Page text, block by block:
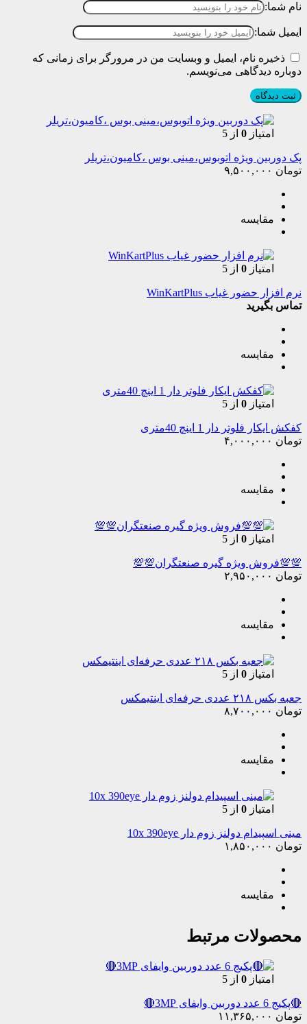
نام شما:
ایمیل شما:
ذخیره نام، ایمیل و وبسایت من در مرورگر برای زمانی که
دوباره دیدگاهی می‌نویسم.
امتیاز 0 از 5
پک دوربین ویژه اتوبوس،مینی بوس ،کامیون،تریلر
تومان
مقایسه
امتیاز 0 از 5
نرم افزار حضور غیاب WinKartPlus
تماس بگیرید
مقایسه
امتیاز 0 از 5
کفکش ایکار فلوتر دار 1 اینچ 40متری
تومان
مقایسه
امتیاز 0 از 5
💯💯فروش ویژه گیره صنعتگران💯💯
تومان
مقایسه
امتیاز 0 از 5
جعبه بکس ٢١٨ عددی حرفه‌ای اینتیمکس
تومان
مقایسه
امتیاز 0 از 5
مینی اسپیدام دولنز زوم دار 10x 390eye
تومان
مقایسه
محصولات مرتبط
امتیاز 0 از 5
🔴پکیج 6 عدد دوربین وایفای 3MP🔴
تومان